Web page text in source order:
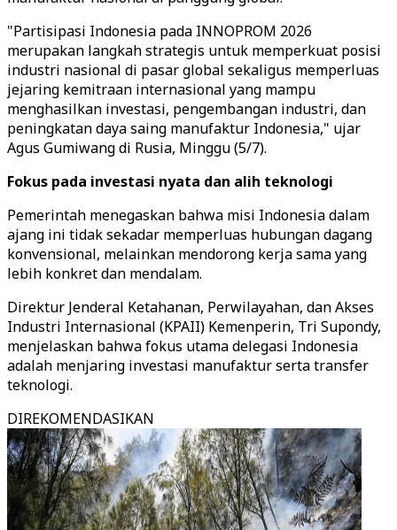
"Partisipasi Indonesia pada INNOPROM 2026
merupakan langkah strategis untuk memperkuat posisi
industri nasional di pasar global sekaligus memperluas
jejaring kemitraan internasional yang mampu
menghasilkan investasi, pengembangan industri, dan
peningkatan daya saing manufaktur Indonesia," ujar
Agus Gumiwang di Rusia, Minggu (5/7).
Fokus pada investasi nyata dan alih teknologi
Pemerintah menegaskan bahwa misi Indonesia dalam
ajang ini tidak sekadar memperluas hubungan dagang
konvensional, melainkan mendorong kerja sama yang
lebih konkret dan mendalam.
Direktur Jenderal Ketahanan, Perwilayahan, dan Akses
Industri Internasional (KPAII) Kemenperin, Tri Supondy,
menjelaskan bahwa fokus utama delegasi Indonesia
adalah menjaring investasi manufaktur serta transfer
teknologi.
DIREKOMENDASIKAN